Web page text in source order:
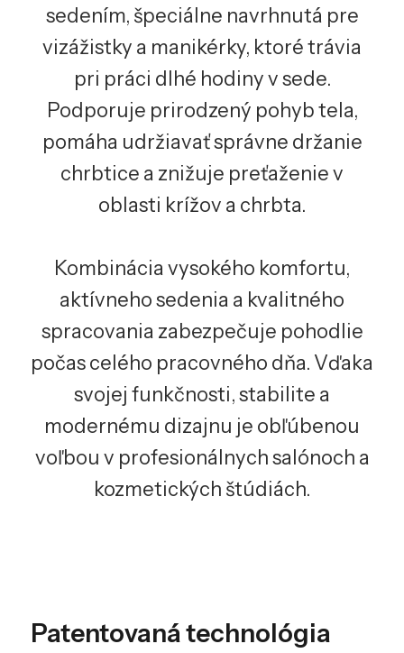
sedením, špeciálne navrhnutá pre
vizážistky a manikérky, ktoré trávia
pri práci dlhé hodiny v sede.
Podporuje prirodzený pohyb tela,
pomáha udržiavať správne držanie
chrbtice a znižuje preťaženie v
oblasti krížov a chrbta.
Kombinácia vysokého komfortu,
aktívneho sedenia a kvalitného
spracovania zabezpečuje pohodlie
počas celého pracovného dňa. Vďaka
svojej funkčnosti, stabilite a
modernému dizajnu je obľúbenou
voľbou v profesionálnych salónoch a
kozmetických štúdiách.
Patentovaná technológia